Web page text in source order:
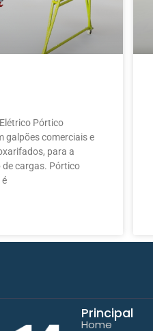
Pórtico
galpões comerciais e
para a
de cargas. Pórtico
é
Principal
Home